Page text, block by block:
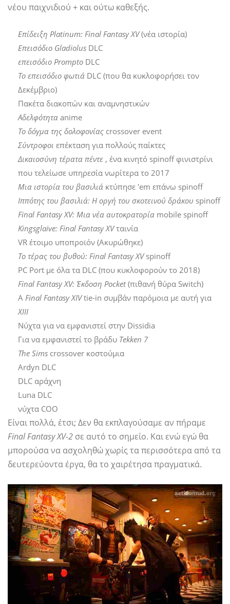
νέου παιχνιδιού + και ούτω καθεξής.
Επίδειξη Platinum: Final Fantasy XV (νέα ιστορία)
Επεισόδιο Gladiolus DLC
επεισόδιο Prompto DLC
Το επεισόδιο φωτιά DLC (που θα κυκλοφορήσει τον
Δεκέμβριο)
Πακέτα διακοπών και αναμνηστικών
Αδελφότητα anime
Το δόγμα της δολοφονίας crossover event
Σύντροφοι επέκταση για πολλούς παίκτες
Δικαιοσύνη τέρατα πέντε , ένα κινητό spinoff φινιστρίνι
που τελείωσε υπηρεσία νωρίτερα το 2017
Μια ιστορία του βασιλιά κτύπησε 'em επάνω spinoff
Ιππότης του βασιλιά: Η οργή του σκοτεινού δράκου spinoff
Final Fantasy XV: Μια νέα αυτοκρατορία mobile spinoff
Kingsglaive: Final Fantasy XVταινία
VR έτοιμο υποπροϊόν (Ακυρώθηκε)
Το τέρας του βυθού: Final Fantasy XVspinoff
PC Port με όλα τα DLC (που κυκλοφορούν το 2018)
Final Fantasy XV: Έκδοση Pocket(πιθανή θύρα Switch)
Α Final Fantasy XIVtie-in συμβάν παρόμοια με αυτή για
XIII
Νύχτα για να εμφανιστεί στην Dissidia
Για να εμφανιστεί το βράδυ Tekken 7
The Sims crossover κοστούμια
Ardyn DLC
DLC αράχνη
Luna DLC
νύχτα COO
Είναι πολλά, έτσι; Δεν θα εκπλαγούσαμε αν πήραμε
Final Fantasy XV-2 σε αυτό το σημείο. Και ενώ εγώ θα
μπορούσα να ασχοληθώ χωρίς τα περισσότερα από τα
δευτερεύοντα έργα, θα το χαιρέτησα πραγματικά.